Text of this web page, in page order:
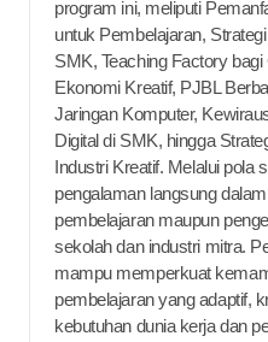
program ini, meliputi
untuk Pembelajaran,
SMK, Teaching Factory
Ekonomi Kreatif, PJBL
Jaringan Komputer,
Digital di SMK, hingga
Industri Kreatif. Melalui pola
pengalaman langsung
pembelajaran maupun
sekolah dan industri mitra.
mampu memperkuat
pembelajaran yang adaptif,
kebutuhan dunia kerja dan